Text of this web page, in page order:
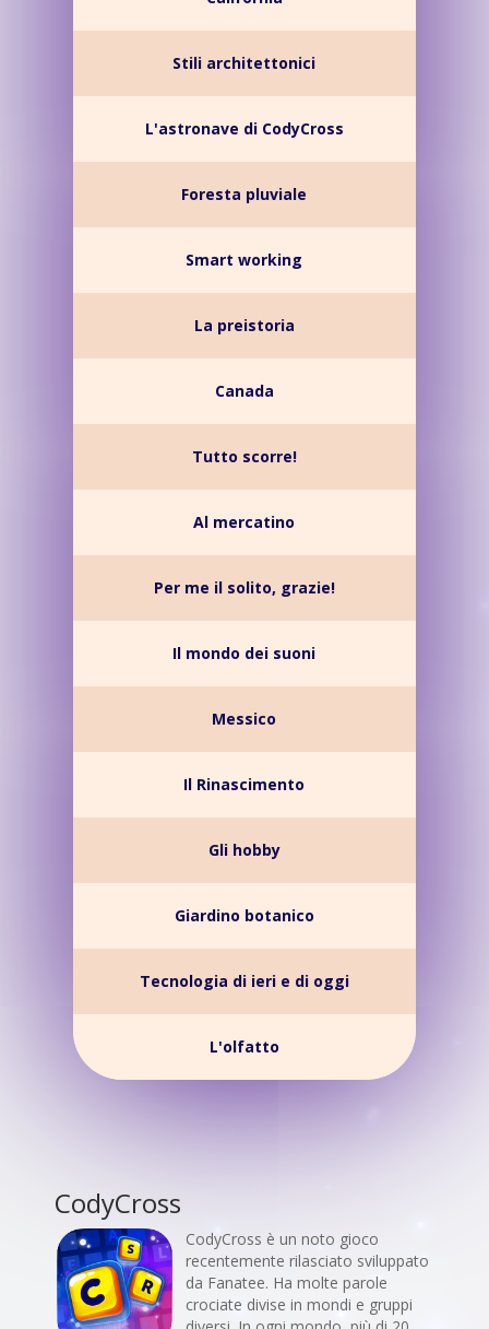
Stili architettonici
L'astronave di CodyCross
Foresta pluviale
Smart working
La preistoria
Canada
Tutto scorre!
Al mercatino
Per me il solito, grazie!
Il mondo dei suoni
Messico
Il Rinascimento
Gli hobby
Giardino botanico
Tecnologia di ieri e di oggi
L'olfatto
CodyCross
CodyCross è un noto gioco
recentemente rilasciato sviluppato
da Fanatee. Ha molte parole
crociate divise in mondi e gruppi